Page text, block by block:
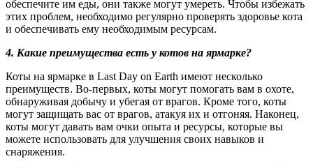
обеспечите им еды, они также могут умереть. Чтобы избежать
этих проблем, необходимо регулярно проверять здоровье кота
и обеспечивать ему необходимым ресурсам.
4. Какие преимущества есть у котов на ярмарке?
Коты на ярмарке в Last Day on Earth имеют несколько
преимуществ. Во-первых, коты могут помогать вам в охоте,
обнаруживая добычу и убегая от врагов. Кроме того, коты
могут защищать вас от врагов, атакуя их и отгоняя. Наконец,
коты могут давать вам очки опыта и ресурсы, которые вы
можете использовать для улучшения своих навыков и
снаряжения.